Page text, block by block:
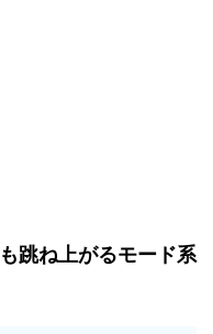
跳ね上がるモード系